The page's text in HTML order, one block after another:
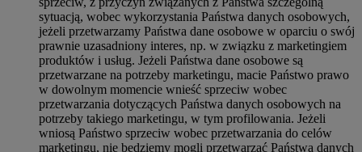
sytuacją, wobec wykorzystania Państwa danych osobowych,
jeżeli przetwarzamy Państwa dane osobowe w oparciu o swój
prawnie uzasadniony interes, np. w związku z marketingiem
produktów i usług. Jeżeli Państwa dane osobowe są
przetwarzane na potrzeby marketingu, macie Państwo prawo
w dowolnym momencie wnieść sprzeciw wobec
przetwarzania dotyczących Państwa danych osobowych na
potrzeby takiego marketingu, w tym profilowania. Jeżeli
wniosą Państwo sprzeciw wobec przetwarzania do celów
marketingu, nie będziemy mogli przetwarzać Państwa danych